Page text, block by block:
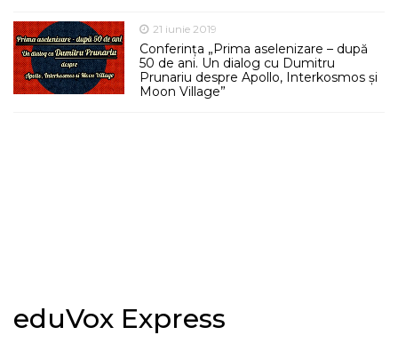
21 iunie 2019
Conferința „Prima aselenizare – după
50 de ani. Un dialog cu Dumitru
Prunariu despre Apollo, Interkosmos și
Moon Village”
eduVox Express